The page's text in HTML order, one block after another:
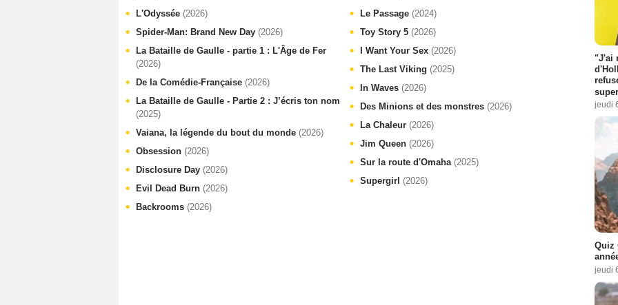
L'Odyssée (2026)
Spider-Man: Brand New Day (2026)
La Bataille de Gaulle - partie 1 : L'Âge de Fer
(2026)
De la Comédie-Française (2026)
La Bataille de Gaulle - Partie 2 : J’écris ton nom
(2025)
Vaiana, la légende du bout du monde (2026)
Obsession (2026)
Disclosure Day (2026)
Evil Dead Burn (2026)
Backrooms (2026)
Le Passage (2024)
Toy Story 5 (2026)
I Want Your Sex (2026)
The Last Viking (2025)
In Waves (2026)
Des Minions et des monstres (2026)
La Chaleur (2026)
Jim Queen (2026)
Sur la route d'Omaha (2025)
Supergirl (2026)
"J'ai
jeudi
Quiz
jeudi